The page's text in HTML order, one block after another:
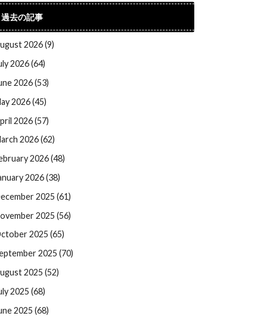
過去の記事
2026 (9)
2026 (64)
2026 (53)
2026 (45)
2026 (57)
2026 (62)
2026 (48)
2026 (38)
2025 (61)
2025 (56)
2025 (65)
2025 (70)
2025 (52)
2025 (68)
2025 (68)